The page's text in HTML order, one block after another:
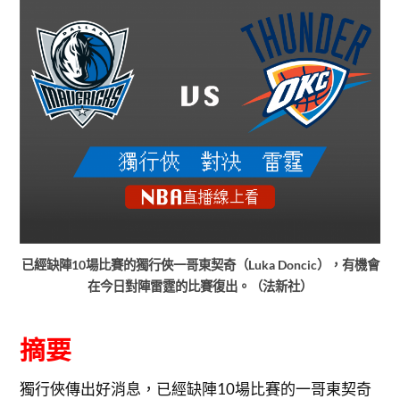
已經缺陣10場比賽的獨行俠一哥東契奇（Luka Doncic），有機會
在今日對陣雷霆的比賽復出。（法新社）
摘要
獨行俠傳出好消息，已經缺陣10場比賽的一哥東契奇